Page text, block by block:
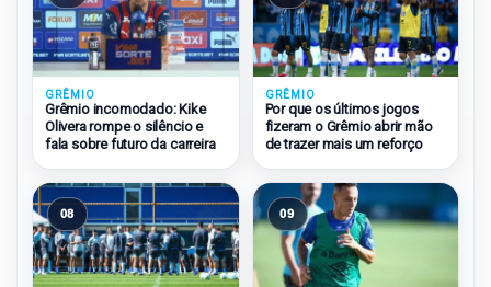
GRÊMIO
Grêmio incomodado: Kike
Olivera rompe o silêncio e
fala sobre futuro da carreira
GRÊMIO
Por que os últimos jogos
fizeram o Grêmio abrir mão
de trazer mais um reforço
08 09